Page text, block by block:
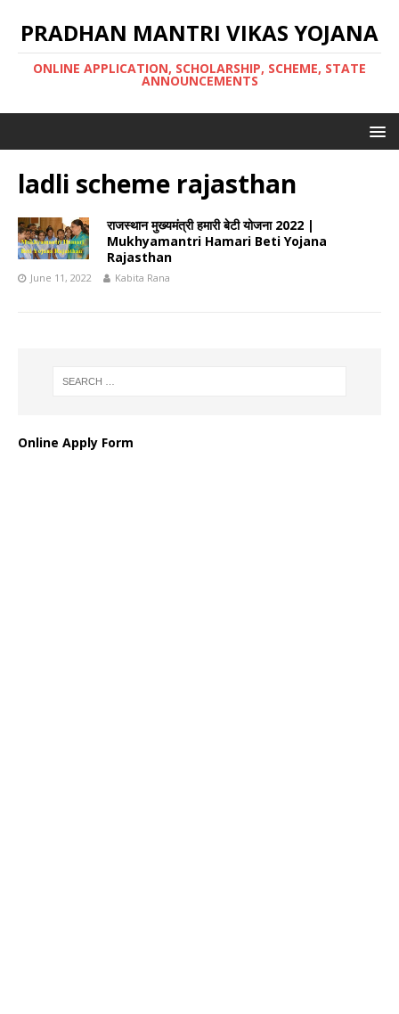
PRADHAN MANTRI VIKAS YOJANA
ONLINE APPLICATION, SCHOLARSHIP, SCHEME, STATE
ANNOUNCEMENTS
ladli scheme rajasthan
राजस्थान मुख्यमंत्री हमारी बेटी योजना 2022 |
Mukhyamantri Hamari Beti Yojana
Rajasthan
June 11, 2022 Kabita Rana
Online Apply Form